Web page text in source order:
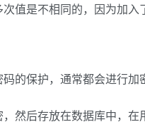
值是不相同的，因为加入
的保护，通常都会进行加
然后存放在数据库中，